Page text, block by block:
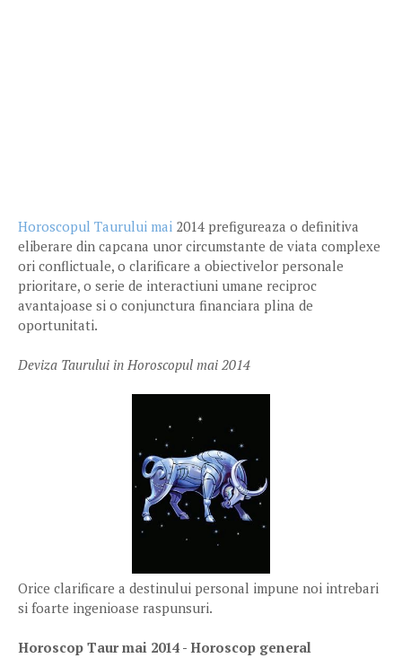
Horoscopul Taurului mai 2014 prefigureaza o definitiva
eliberare din capcana unor circumstante de viata complexe
ori conflictuale, o clarificare a obiectivelor personale
prioritare, o serie de interactiuni umane reciproc
avantajoase si o conjunctura financiara plina de
oportunitati.
Deviza Taurului in Horoscopul mai 2014
Orice clarificare a destinului personal impune noi intrebari
si foarte ingenioase raspunsuri.
Horoscop Taur mai 2014 - Horoscop general